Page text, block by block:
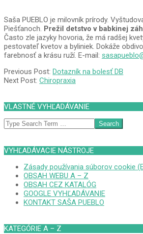
Saša PUEBLO je milovník prírody.
Piešťanoch. Prežil detstvo v babkinej
Často zle jazyky hovoria, že má radšej
pestovateľ kvetov a byliniek. Dokáže
farebnosť a krásu ruží. E-mail:
2020-
07-
Previous Post: Dotazník na bolesť DB
Next Post: Chiropraxia
VLASTNÉ VYHĽADÁVANIE
Search
VYHĽADÁVACIE NÁSTROJE
Zásady používania súborov cookie
OBSAH WEBU A – Z
OBSAH CEZ KATALÓG
GOOGLE VYHĽADÁVANIE
KONTAKT SAŠA PUEBLO
KATEGÓRIE A – Z